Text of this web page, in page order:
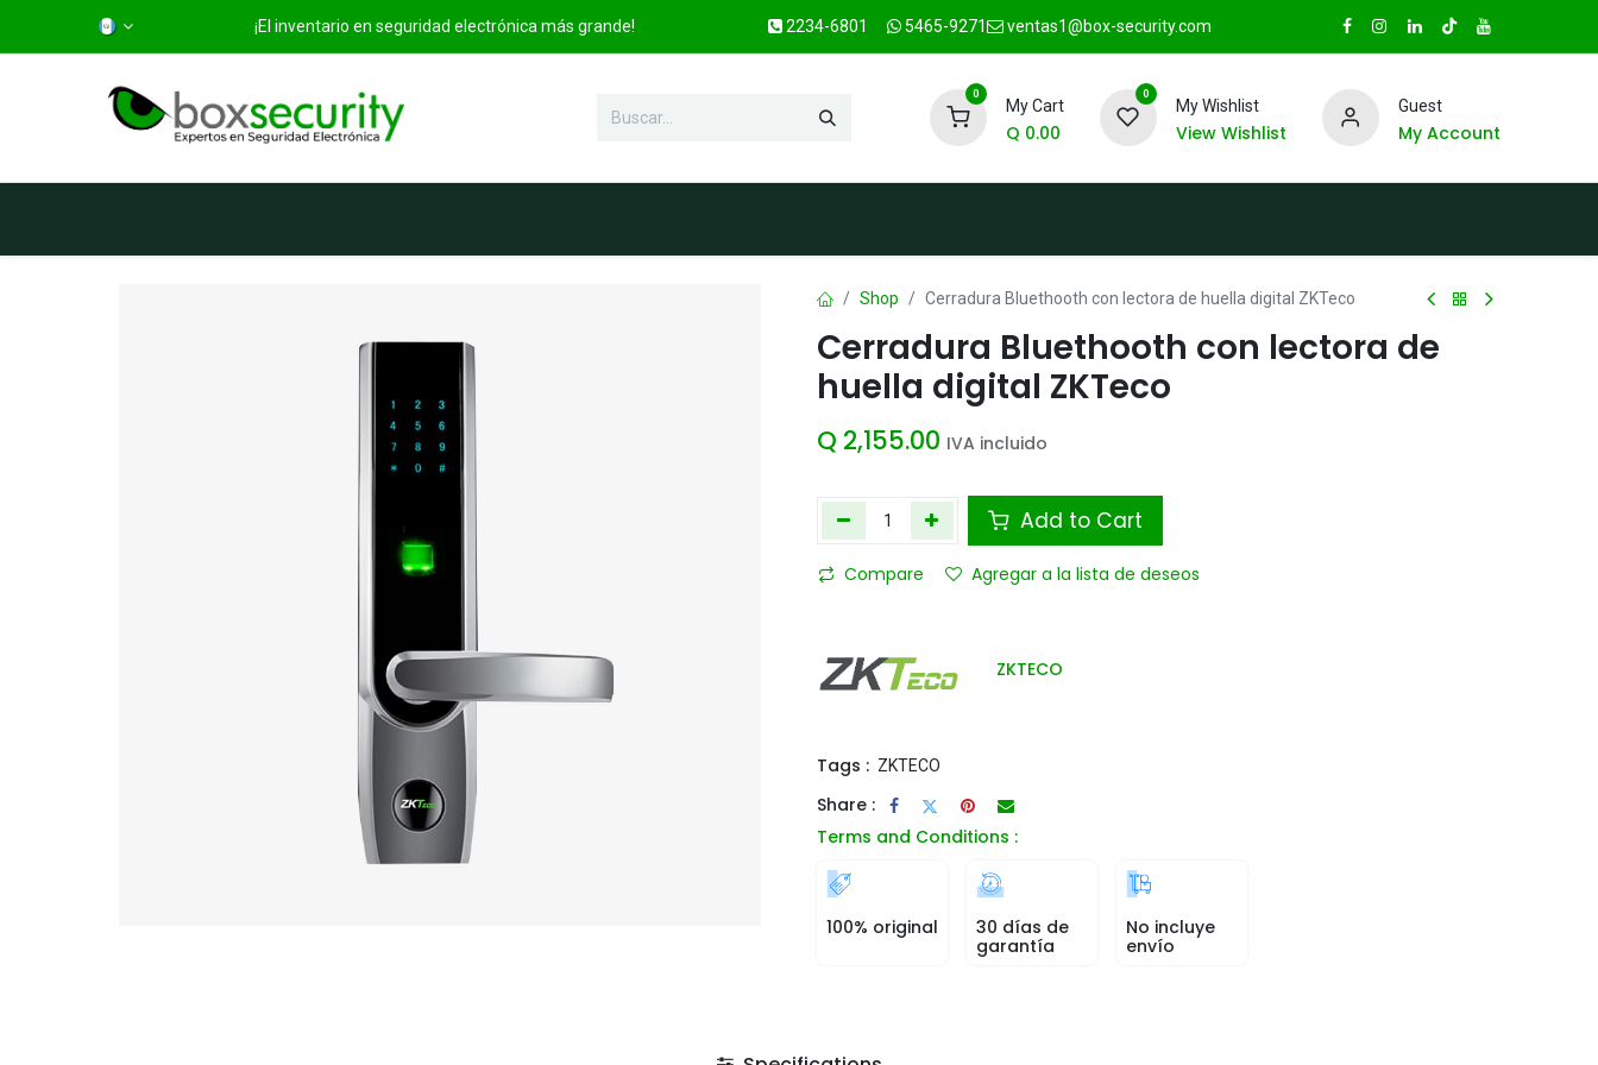
¡El inventario en seguridad electrónica más grande! 2234-6801 5465-9271 ventas1@box-security.com
0
My Cart
Q 0.00
0
My Wishlist
View Wishlist
Guest
My Account
Shop Cerradura Bluethooth con lectora de huella digital ZKTeco
Cerradura Bluethooth con lectora de
huella digital ZKTeco
Q 2,155.00 IVA incluido
Add to Cart
Compare Agregar a la lista de deseos
ZKTECO
Tags : ZKTECO
Share :
Terms and Conditions :
100% original
30 días de
garantía
No incluye
envío